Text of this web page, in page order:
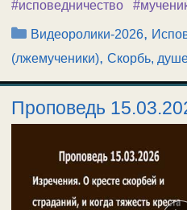
#исповедничество
Рубрики
Видеоролики-2026,
(лжемученики), Скорбь,
Проповедь